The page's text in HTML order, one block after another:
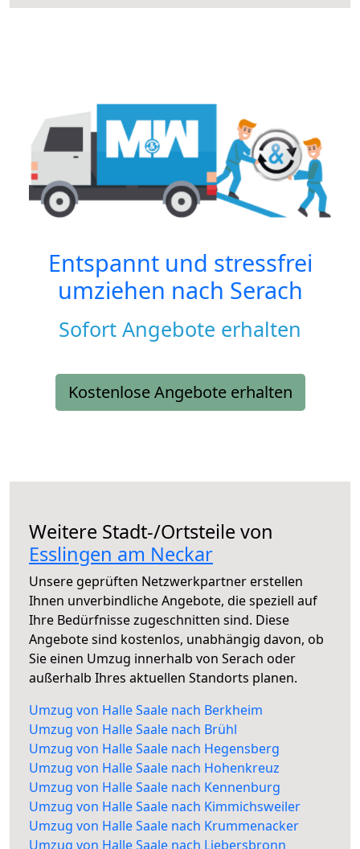
Entspannt und stressfrei
umziehen nach Serach
Sofort Angebote erhalten
Kostenlose Angebote erhalten
Weitere Stadt-/Ortsteile von
Esslingen am Neckar
Unsere geprüften Netzwerkpartner erstellen
Ihnen unverbindliche Angebote, die speziell auf
Ihre Bedürfnisse zugeschnitten sind. Diese
Angebote sind kostenlos, unabhängig davon, ob
Sie einen Umzug innerhalb von Serach oder
außerhalb Ihres aktuellen Standorts planen.
Umzug von Halle Saale nach Berkheim
Umzug von Halle Saale nach Brühl
Umzug von Halle Saale nach Hegensberg
Umzug von Halle Saale nach Hohenkreuz
Umzug von Halle Saale nach Kennenburg
Umzug von Halle Saale nach Kimmichsweiler
Umzug von Halle Saale nach Krummenacker
Umzug von Halle Saale nach Liebersbronn